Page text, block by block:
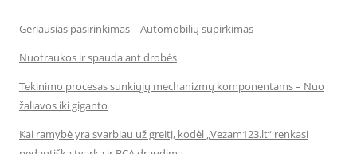
Geriausias pasirinkimas – Automobilių supirkimas
Nuotraukos ir spauda ant drobės
Tekinimo procesas sunkiųjų mechanizmų komponentams – Nuo
žaliavos iki giganto
Kai ramybė yra svarbiau už greitį, kodėl „Vezam123.lt“ renkasi